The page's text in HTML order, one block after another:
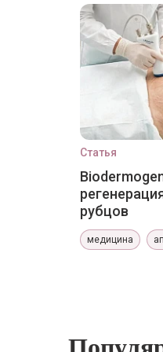
Статья
рубцов
медицина